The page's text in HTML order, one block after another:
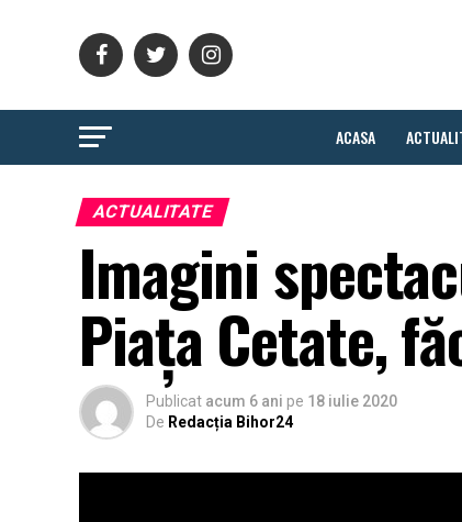
ACASA
ACTUALITATE
Imagini
Piața Cetate,
Publicat acum 6 ani pe 18 iulie 2020
De Redacția Bihor24